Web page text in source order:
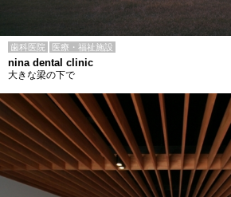
歯科医院 医療・福祉施設
nina dental clinic
大きな梁の下で